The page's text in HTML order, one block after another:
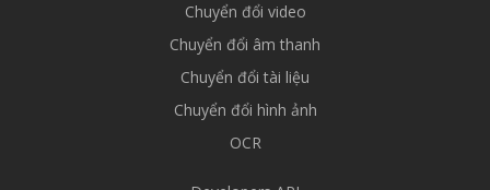
Chuyển đổi video
Chuyển đổi âm thanh
Chuyển đổi tài liệu
Chuyển đổi hình ảnh
OCR